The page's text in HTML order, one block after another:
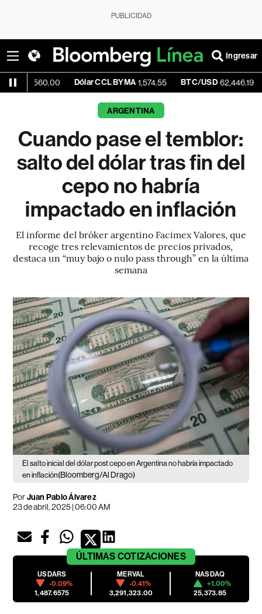
PUBLICIDAD
Ingresar
Dólar CCL BYMA 1,574.55 BTC/USD 62,446.19 -0.72%
ARGENTINA
Cuando pase el temblor:
salto del dólar tras fin del
cepo no habría
impactado en inflación
El informe del bróker argentino Facimex Valores, que
recoge tres relevamientos de precios privados,
destaca un “muy bajo o nulo pass through” en la última
semana
El salto inicial del dólar post cepo en Argentina no habría impactado
en inflación(Bloomberg/Al Drago)
PorJuan Pablo Álvarez
23 de abril, 2025 | 06:00 AM
ÚLTIMAS COTIZACIONES
USDARS
-0.09%
1,487.6575
MERVAL
-0.41%
3,291,323.00
NASDAQ
+1.00%
25,373.85